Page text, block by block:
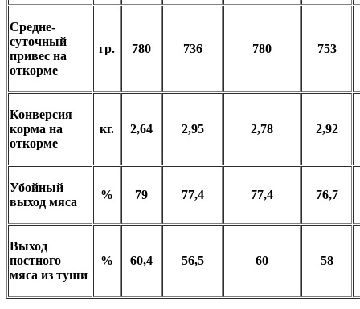
Средне-
суточный
привес на
откорме
гр. 780 736 780 753
Конверсия
корма на
откорме
кг. 2,64 2,95 2,78 2,92
Убойный
выход мяса
% 79 77,4 77,4 76,7
Выход
постного
мяса из туши
% 60,4 56,5 60 58